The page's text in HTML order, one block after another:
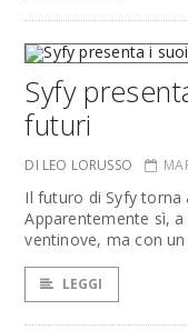
Syfy
futuri
DI LEO LORUSSO
Il futuro di Syfy torna
Apparentemente sì,
ventinove, ma con
LEGGI